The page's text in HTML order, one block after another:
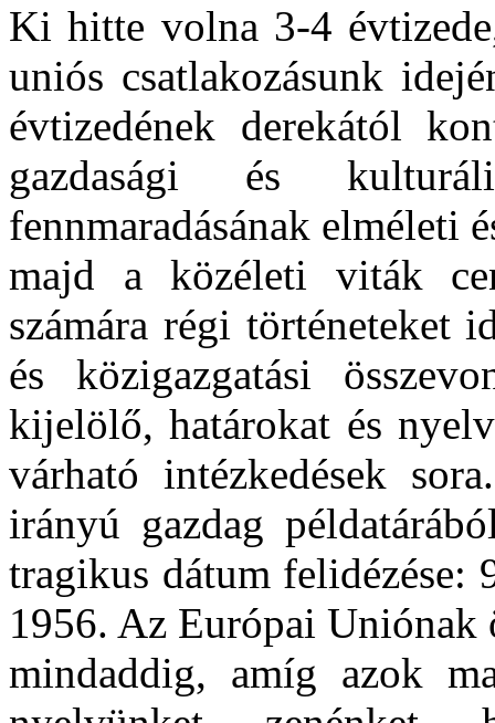
Ki hitte volna 3-4
uniós csatlakozásunk
évtizedének derekától
gazdasági és
fennmaradásának elméleti
majd a közéleti viták
számára régi történeteket
és közigazgatási
kijelölő, határokat és
várható intézkedések
irányú gazdag
tragikus dátum felidézése:
1956. Az Európai Uniónak
mindaddig, amíg azok